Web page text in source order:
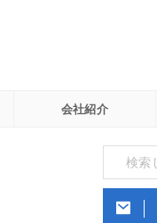
会社紹介